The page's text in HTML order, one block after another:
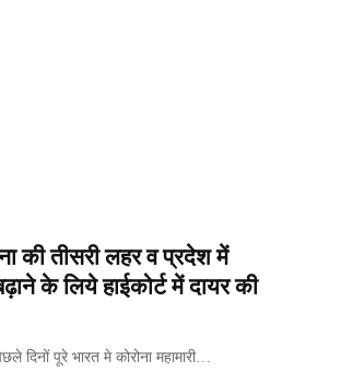
की तीसरी लहर व प्रदेश में
के लिये हाईकोर्ट में दायर की
दिनों पूरे भारत मे कोरोना महामारी…